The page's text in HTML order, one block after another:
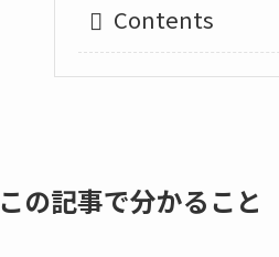
Contents
この記事で分かること